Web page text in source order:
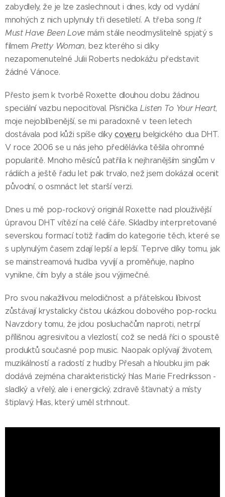
zabydlely, že je lze zaslechnout i dnes, kdy od vydání
mnohých z nich uplynuly tři desetiletí. A třeba songIt
Must Have Been Lovemám stále neodmyslitelně spjatý s
filmem Pretty Woman, bez kterého si díky
nezapomenutelné Julii Roberts nedokážu představit
žádné Vánoce.
Přesto jsem k tvorbě Roxette dlouhou dobu žádnou
speciální vazbu nepociťoval. Písnička Listen To Your Heart,
moje nejoblíbenější, se mi paradoxně v teen letech
dostávala pod kůži spíše díkycoveru belgického dua DHT.
V roce 2006 se u nás jeho předělávka těšila ohromné
popularitě. Mnoho měsíců patřila k nejhranějším singlům v
rádiích a ještě řadu let pak trvalo, než jsem dokázal ocenit
původní, o osmnáct let starší verzi.
Dnes u mě pop-rockový originál Roxette nad plouživější
úpravou DHT vítězí na celé čáře. Skladby interpretované
severskou formací totiž řadím do kategorie těch, které se
s uplynulým časem zdají lepší a lepší. Teprve díky tomu, jak
se mainstreamová hudba vyvíjí a proměňuje, naplno
vynikne, čím byly a stále jsou výjimečné.
Pro svou nakažlivou melodičnost a přátelskou líbivost
zůstávají krystalicky čistou ukázkou dobového pop-rocku.
Navzdory tomu, že jdou posluchačům naproti, netrpí
přílišnou agresivitou a vlezlostí, což se nedá říci o spoustě
produktů současné pop music. Naopak oplývají životem,
muzikálností a radostí z hudby. Přesah a hloubku jim pak
dodává zejména charakteristický hlas Marie Fredriksson -
sladký a vřelý, ale i energický, zdravě šťavnatý a místy
štiplavý. Hlas, který uměl strhnout.